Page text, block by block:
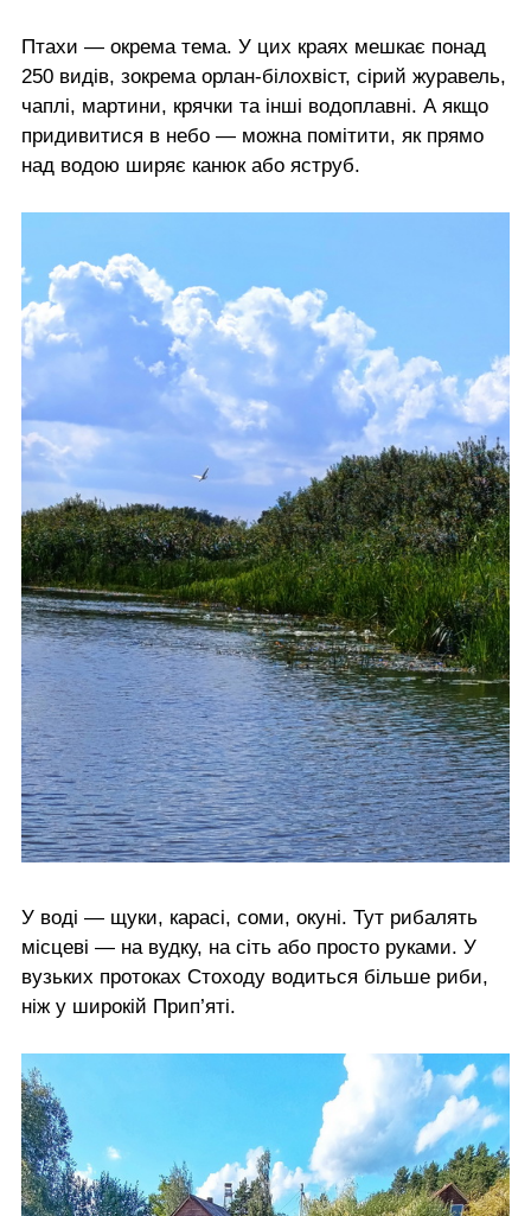
Птахи — окрема тема. У цих краях мешкає понад
250 видів, зокрема орлан-білохвіст, сірий журавель,
чаплі, мартини, крячки та інші водоплавні. А якщо
придивитися в небо — можна помітити, як прямо
над водою ширяє канюк або яструб.
У воді — щуки, карасі, соми, окуні. Тут рибалять
місцеві — на вудку, на сіть або просто руками. У
вузьких протоках Стоходу водиться більше риби,
ніж у широкій Прип’яті.